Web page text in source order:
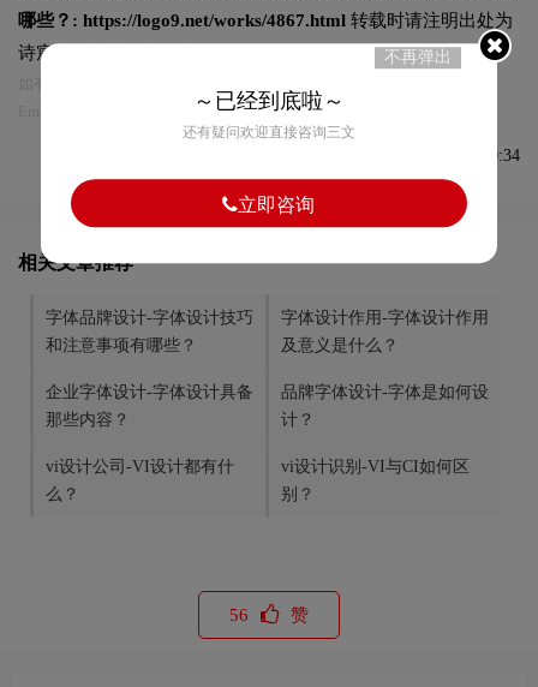
哪些？: https://logo9.net/works/4867.html 转载时请注明出处为
诗宸标志设计及本链接!
Email:75696531@qq.com，我们将第一时间安排删除。
发布于2021-06-10 08:50:34
相关文章推荐
字体品牌设计-字体设计技巧
和注意事项有哪些？
字体设计作用-字体设计作用
及意义是什么？
企业字体设计-字体设计具备
那些内容？
品牌字体设计-字体是如何设
计？
vi设计公司-VI设计都有什
么？
vi设计识别-VI与CI如何区
别？
56 赞
不再弹出
～已经到底啦～
还有疑问欢迎直接咨询三文
立即咨询